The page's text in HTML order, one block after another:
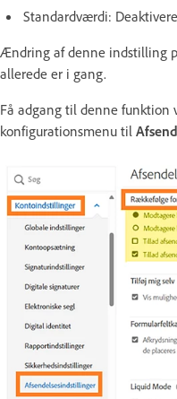
Standardværdi:
Ændring af denne indstilling
allerede er i gang.
Få adgang til denne funktion
konfigurationsmenu til